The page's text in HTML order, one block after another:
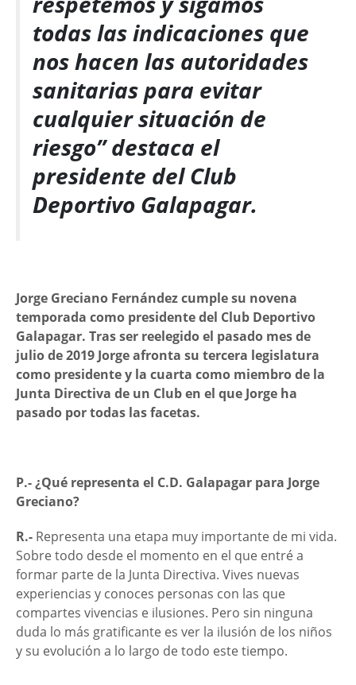
todas las indicaciones que
nos hacen las autoridades
sanitarias para evitar
cualquier situación de
riesgo” destaca el
presidente del Club
Deportivo Galapagar.
Jorge Greciano Fernández cumple su novena
temporada como presidente del Club Deportivo
Galapagar. Tras ser reelegido el pasado mes de
julio de 2019 Jorge afronta su tercera legislatura
como presidente y la cuarta como miembro de la
Junta Directiva de un Club en el que Jorge ha
pasado por todas las facetas.
P.- ¿Qué representa el C.D. Galapagar para Jorge
Greciano?
R.- Representa una etapa muy importante de mi vida.
Sobre todo desde el momento en el que entré a
formar parte de la Junta Directiva. Vives nuevas
experiencias y conoces personas con las que
compartes vivencias e ilusiones. Pero sin ninguna
duda lo más gratificante es ver la ilusión de los niños
y su evolución a lo largo de todo este tiempo.